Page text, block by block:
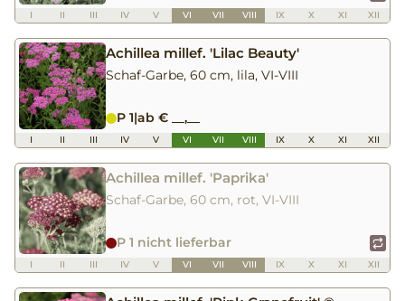
I II III IV V VI VII VIII IX X XI XII
Achillea millef. 'Lilac Beauty'
Schaf-Garbe, 60 cm, lila, VI-VIII
P 1|ab € __,__
I II III IV V VI VII VIII IX X XI XII
Achillea millef. 'Paprika'
Schaf-Garbe, 60 cm, rot, VI-VIII
P 1 nicht lieferbar
I II III IV V VI VII VIII IX X XI XII